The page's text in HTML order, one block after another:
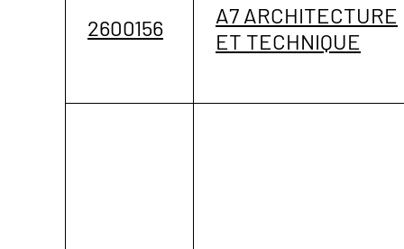
2600156
A7 ARCHITECTURE
ET TECHNIQUE